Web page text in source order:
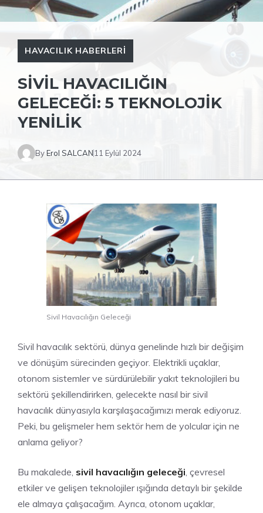
HAVACILIK HABERLERI
SIVIL HAVACILIĞIN
GELECEĞI: 5 TEKNOLOJIK
YENILIK
ByErol SALCAN 11 Eylül 2024
Sivil Havacılığın Geleceği
Sivil havacılık sektörü, dünya genelinde hızlı bir değişim
ve dönüşüm sürecinden geçiyor. Elektrikli uçaklar,
otonom sistemler ve sürdürülebilir yakıt teknolojileri bu
sektörü şekillendirirken, gelecekte nasıl bir sivil
havacılık dünyasıyla karşılaşacağımızı merak ediyoruz.
Peki, bu gelişmeler hem sektör hem de yolcular için ne
anlama geliyor?
Bu makalede, sivil havacılığın geleceği, çevresel
etkiler ve gelişen teknolojiler ışığında detaylı bir şekilde
ele almaya çalışacağım. Ayrıca, otonom uçaklar,